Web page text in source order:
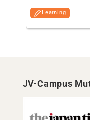
Learning
JV-Campus